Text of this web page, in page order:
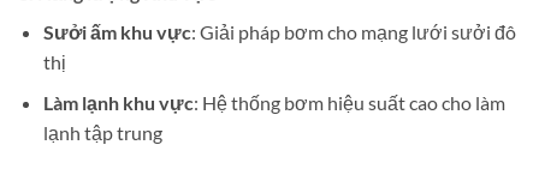
Sưởi ấm khu vực: Giải pháp bơm cho mạng lưới sưởi đô
thị
Làm lạnh khu vực: Hệ thống bơm hiệu suất cao cho làm
lạnh tập trung